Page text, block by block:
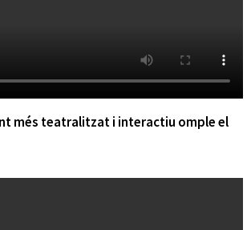
més teatralitzat i interactiu omple el